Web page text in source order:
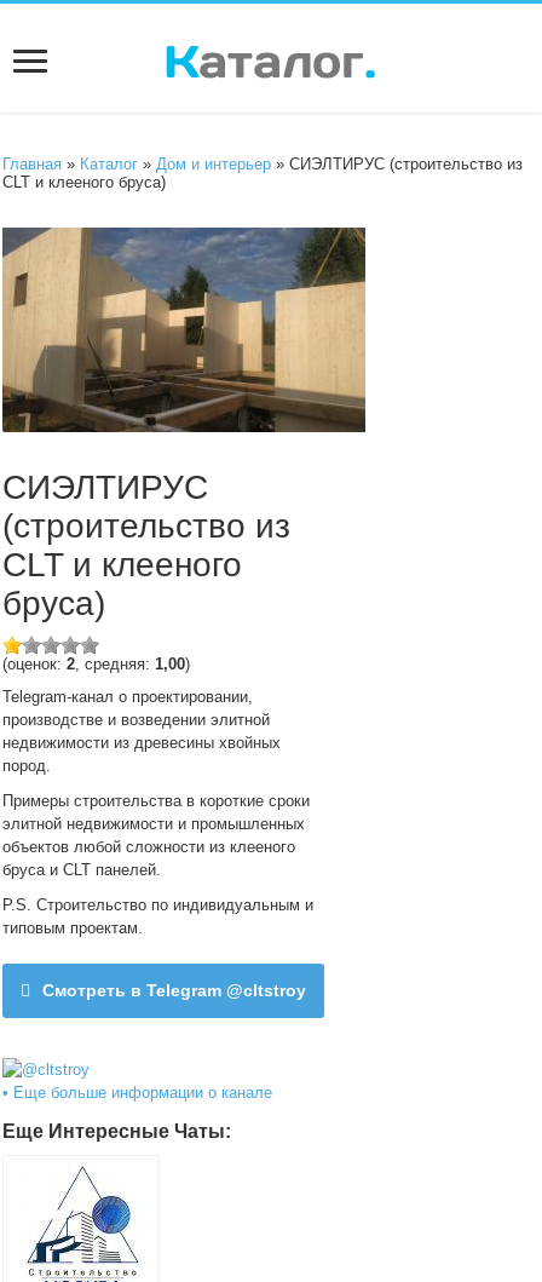
Главная » Каталог » Дом и интерьер » СИЭЛТИРУС (строительство из
CLT и клееного бруса)
СИЭЛТИРУС
(строительство из
CLT и клееного
бруса)
(оценок:2, средняя:1,00)
Telegram-канал о проектировании,
производстве и возведении элитной
недвижимости из древесины хвойных
пород.
Примеры строительства в короткие сроки
элитной недвижимости и промышленных
объектов любой сложности из клееного
бруса и CLT панелей.
P.S. Строительство по индивидуальным и
типовым проектам.
Смотреть в Telegram @cltstroy
• Еще больше информации о канале
Еще Интересные Чаты: